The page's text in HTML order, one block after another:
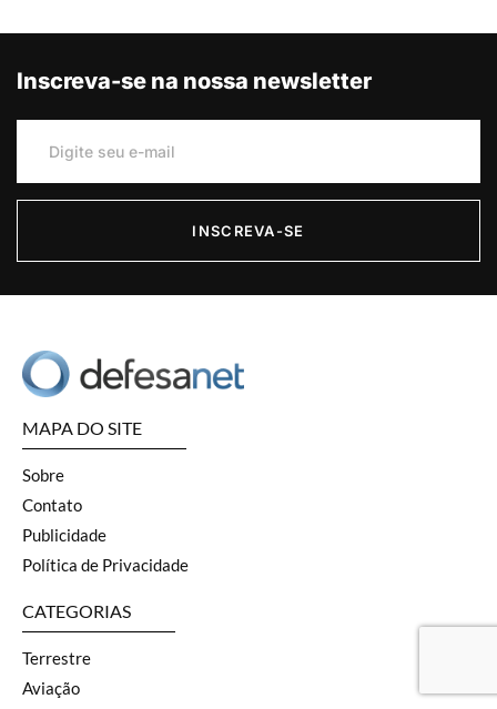
Inscreva-se na nossa newsletter
INSCREVA-SE
MAPA DO SITE
Sobre
Contato
Publicidade
Política de Privacidade
CATEGORIAS
Terrestre
Aviação